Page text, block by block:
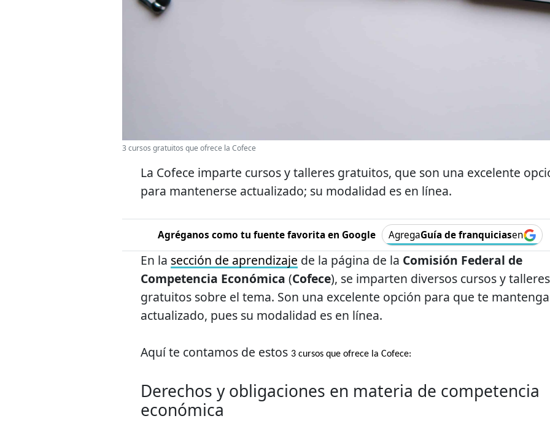
3 cursos gratuitos que ofrece la Cofece
La Cofece imparte cursos y talleres gratuitos, que son una excelente
para mantenerse actualizado; su modalidad es en línea.
Agréganos como tu fuente favorita en Google AgregaGuía de franquiciasen
En la sección de aprendizaje de la página de la Comisión Federal de
Competencia Económica (Cofece), se imparten diversos cursos y talleres
gratuitos sobre el tema. Son una excelente opción para que te
actualizado, pues su modalidad es en línea.
Aquí te contamos de estos 3 cursos que ofrece la Cofece:
Derechos y obligaciones en materia de competencia
económica